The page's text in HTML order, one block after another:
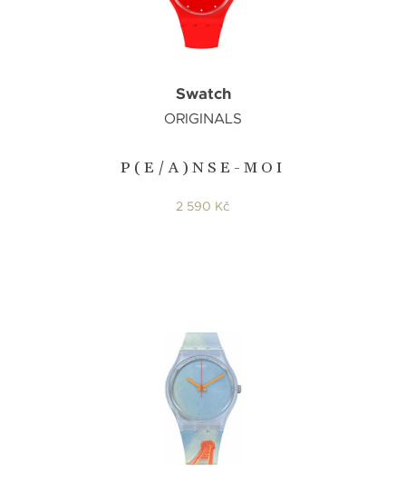
P(E/A)NSE-MOI
Swatch
ORIGINALS
2 590 Kč